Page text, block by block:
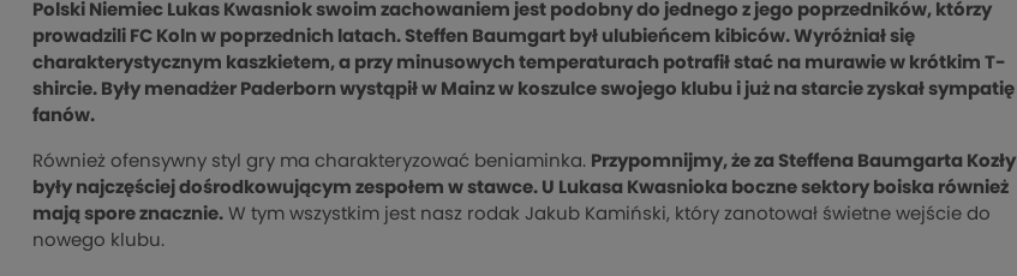
Polski Niemiec Lukas Kwasniok swoim zachowaniem jest podobny do jednego z jego poprzedników, którzy
prowadzili FC Koln w poprzednich latach. Steffen Baumgart był ulubieńcem kibiców. Wyróżniał się
charakterystycznym kaszkietem, a przy minusowych temperaturach potrafił stać na murawie w krótkim T-
shircie. Były menadżer Paderborn wystąpił w Mainz w koszulce swojego klubu i już na starcie zyskał sympatię
fanów.
Również ofensywny styl gry ma charakteryzować beniaminka. Przypomnijmy, że za Steffena Baumgarta Kozły
były najczęściej dośrodkowującym zespołem w stawce. U Lukasa Kwasnioka boczne sektory boiska również
mają spore znacznie. W tym wszystkim jest nasz rodak Jakub Kamiński, który zanotował świetne wejście do
nowego klubu.